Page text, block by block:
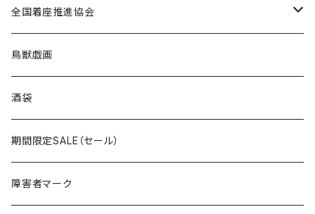
国道100～199号線
国道600～699号線
キャップ
ROUTE 0～99号線
ROUTE100～199号線
Tシャツ
ROUTE 0～99号線
ROUTE 100～199号線
キャップ
ROUTE 0～99号線
ROUTE 100～199号線
北海道
青森県
岩手県
宮城県
秋田県
全国着座推進協会
ステッカー
鳥獣戯画
酒袋
期間限定SALE（セール）
障害者マーク